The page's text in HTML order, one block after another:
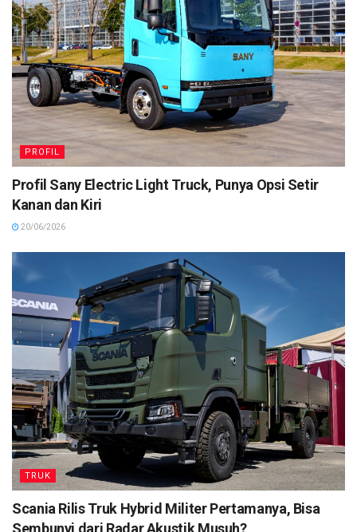
PROFIL
Profil Sany Electric Light Truck, Punya Opsi Setir
Kanan dan Kiri
20/06/2026
TRUK
Scania Rilis Truk Hybrid Militer Pertamanya, Bisa
Sembunyi dari Radar Akustik Musuh?